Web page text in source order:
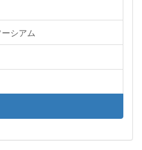
シアム